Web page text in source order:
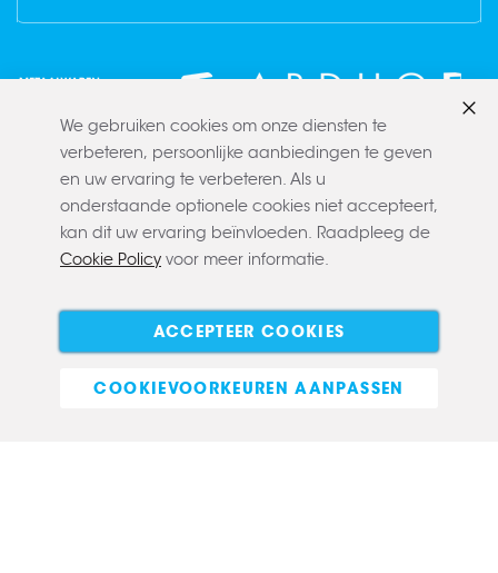
Algemene voorwaarden
Privacy policy
E-commerce
We gebruiken cookies om onze diensten te
verbeteren, persoonlijke aanbiedingen te geven
en uw ervaring te verbeteren. Als u
onderstaande optionele cookies niet accepteert,
kan dit uw ervaring beïnvloeden. Raadpleeg de
Cookie Policy voor meer informatie.
ACCEPTEER COOKIES
COOKIEVOORKEUREN AANPASSEN